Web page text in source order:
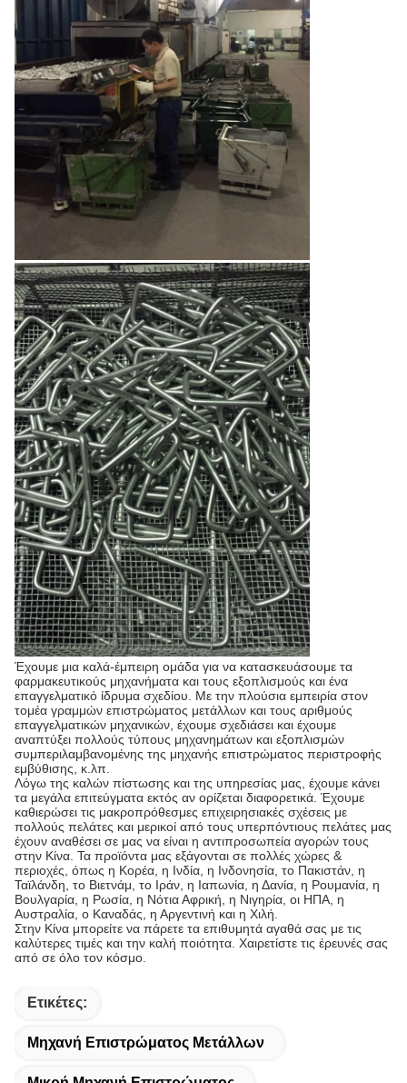
Έχουμε μια καλά-έμπειρη ομάδα για να κατασκευάσουμε τα
φαρμακευτικούς μηχανήματα και τους εξοπλισμούς και ένα
επαγγελματικό ίδρυμα σχεδίου. Με την πλούσια εμπειρία στον
τομέα γραμμών επιστρώματος μετάλλων και τους αριθμούς
επαγγελματικών μηχανικών, έχουμε σχεδιάσει και έχουμε
αναπτύξει πολλούς τύπους μηχανημάτων και εξοπλισμών
συμπεριλαμβανομένης της μηχανής επιστρώματος περιστροφής
εμβύθισης, κ.λπ.
Λόγω της καλών πίστωσης και της υπηρεσίας μας, έχουμε κάνει
τα μεγάλα επιτεύγματα εκτός αν ορίζεται διαφορετικά. Έχουμε
καθιερώσει τις μακροπρόθεσμες επιχειρησιακές σχέσεις με
πολλούς πελάτες και μερικοί από τους υπερπόντιους πελάτες μας
έχουν αναθέσει σε μας να είναι η αντιπροσωπεία αγορών τους
στην Κίνα. Τα προϊόντα μας εξάγονται σε πολλές χώρες &
περιοχές, όπως η Κορέα, η Ινδία, η Ινδονησία, το Πακιστάν, η
Ταϊλάνδη, το Βιετνάμ, το Ιράν, η Ιαπωνία, η Δανία, η Ρουμανία, η
Βουλγαρία, η Ρωσία, η Νότια Αφρική, η Νιγηρία, οι ΗΠΑ, η
Αυστραλία, ο Καναδάς, η Αργεντινή και η Χιλή.
Στην Κίνα μπορείτε να πάρετε τα επιθυμητά αγαθά σας με τις
καλύτερες τιμές και την καλή ποιότητα. Χαιρετίστε τις έρευνές σας
από σε όλο τον κόσμο.
Ετικέτες:
Μηχανή Επιστρώματος Μετάλλων